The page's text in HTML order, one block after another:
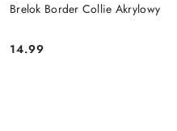
Brelok Border Collie Akrylowy
Cena:
14.99